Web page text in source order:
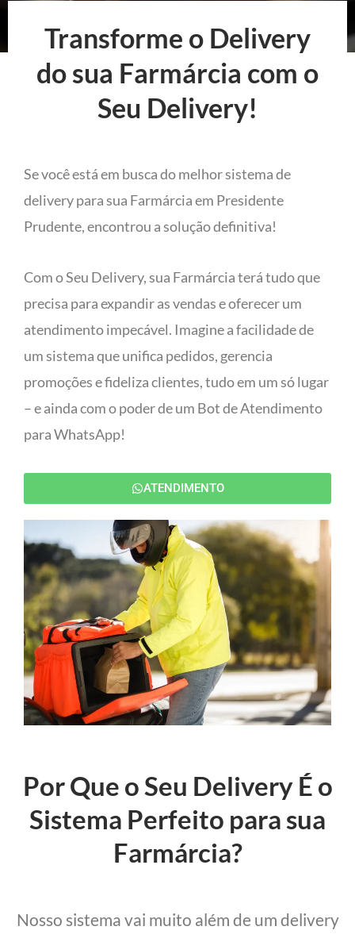
Transforme o Delivery
do sua Farmárcia com o
Seu Delivery!
Se você está em busca do melhor sistema de
delivery para sua Farmárcia em Presidente
Prudente, encontrou a solução definitiva!
Com o Seu Delivery, sua Farmárcia terá tudo que
precisa para expandir as vendas e oferecer um
atendimento impecável. Imagine a facilidade de
um sistema que unifica pedidos, gerencia
promoções e fideliza clientes, tudo em um só lugar
– e ainda com o poder de um Bot de Atendimento
para WhatsApp!
ATENDIMENTO
Por Que o Seu Delivery É o
Sistema Perfeito para sua
Farmárcia?
Nosso sistema vai muito além de um delivery